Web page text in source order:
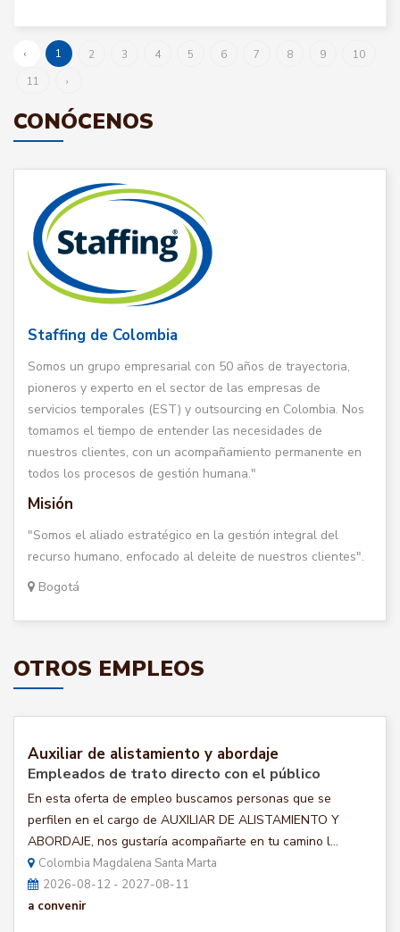
‹ 1 2 3 4 5 6 7 8 9
10
11
›
CONÓCENOS
Staffing de Colombia
Somos un grupo empresarial con 50 años de trayectoria,
pioneros y experto en el sector de las empresas de
servicios temporales (EST) y outsourcing en Colombia. Nos
tomamos el tiempo de entender las necesidades de
nuestros clientes, con un acompañamiento permanente en
todos los procesos de gestión humana."
Misión
"Somos el aliado estratégico en la gestión integral del
recurso humano, enfocado al deleite de nuestros clientes".
Bogotá
OTROS EMPLEOS
Auxiliar de alistamiento y abordaje
Empleados de trato directo con el público
En esta oferta de empleo buscamos personas que se
perfilen en el cargo de AUXILIAR DE ALISTAMIENTO Y
ABORDAJE, nos gustaría acompañarte en tu camino l...
Colombia Magdalena Santa Marta
2026-08-12 - 2027-08-11
a convenir